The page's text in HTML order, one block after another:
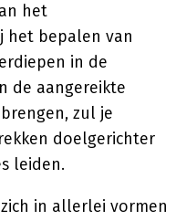
het
het bepalen van
in de
de aangereikte
zul je
doelgerichter
leiden.
in allerlei vormen